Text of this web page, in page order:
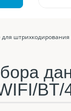
штрихкодирования